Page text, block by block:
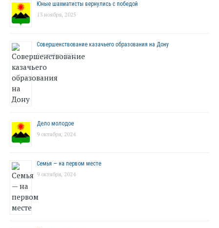
Юные шахматисты вернулись с победой
13 ноября, 2025
Совершенствование казачьего образования на Дону
9 октября, 2024
Дело молодое
9 октября, 2024
Семья — на первом месте
9 октября, 2024